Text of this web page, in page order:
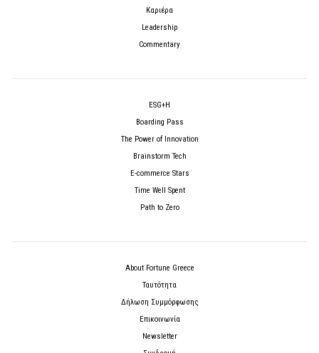
Καριέρα
Leadership
Commentary
ESG+H
Boarding Pass
The Power of Innovation
Brainstorm Tech
E-commerce Stars
Time Well Spent
Path to Zero
About Fortune Greece
Ταυτότητα
Δήλωση Συμμόρφωσης
Επικοινωνία
Newsletter